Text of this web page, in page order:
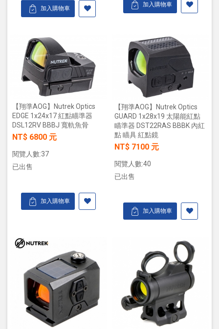
加入購物車
加入購物車
【翔準AOG】Nutrek Optics
EDGE 1x24x17 紅點瞄準器
DSL12RV BBBJ 寬軌魚骨
NT$ 6800 元
閱覽人數:37
已出售
加入購物車
【翔準AOG】Nutrek Optics
GUARD 1x28x19 太陽能紅點
瞄準器 DST22RAS BBBK 內紅
點 瞄具 紅點鏡
NT$ 7100 元
閱覽人數:40
已出售
加入購物車